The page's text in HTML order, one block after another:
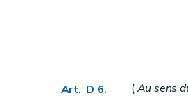
Art. D29-3
Art. D 6. (Au sens